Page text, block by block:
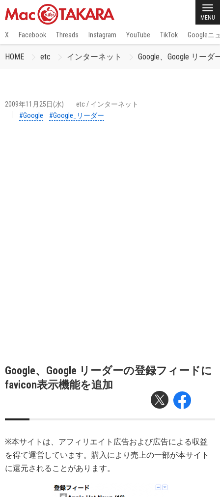
MENU
X Facebook Threads Instagram YouTube TikTok Googleニ
HOME etc インターネット Google、Google リー
2009年11月25日(水) etc/ インターネット
#Google
#Google_リーダー
Google、Google リーダーの登録フィードに
favicon表示機能を追加
※本サイトは、アフィリエイト広告および広告による収益
を得て運営しています。購入により売上の一部が本サイト
に還元されることがあります。